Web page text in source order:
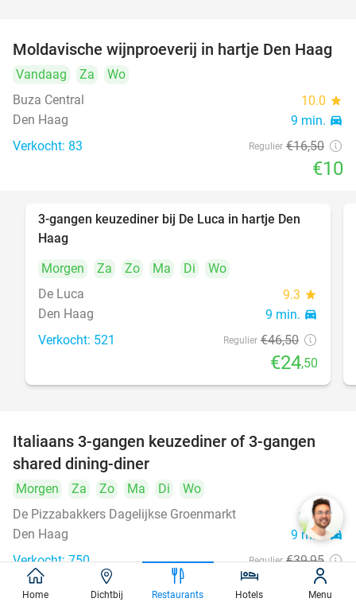
39%
Moldavische wijnproeverij in hartje Den Haag
Vandaag Za
Wo
Buza Central
10.0 star
Den Haag 9 min. directions_car
Verkocht: 83 Regulier €16,50
€10
47%
3-gangen keuzediner bij De Luca in hartje Den
Haag
Morgen
Za Zo Ma Di
Wo
De Luca
9.3 star
Den Haag 9 min. directions_car
Verkocht: 521 Regulier €46,50
€24,50
50%
Italiaans 3-gangen keuzediner of 3-gangen
shared dining-diner
Morgen Za Zo Ma Di
Wo
De Pizzabakkers Dagelijkse Groenmarkt
8.6star
Den Haag 9 min.directions_car
Verkocht: 750 Regulier €39,95
€19
Home Dichtbij Restaurants Hotels Menu